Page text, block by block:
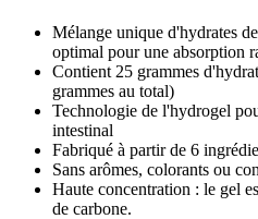
Mélange unique d'hydrates
optimal pour une absorption
Contient 25 grammes
grammes au total)
Technologie de l'hydrogel
intestinal
Fabriqué à partir de 6
Sans arômes, colorants ou
Haute concentration : le gel
de carbone.